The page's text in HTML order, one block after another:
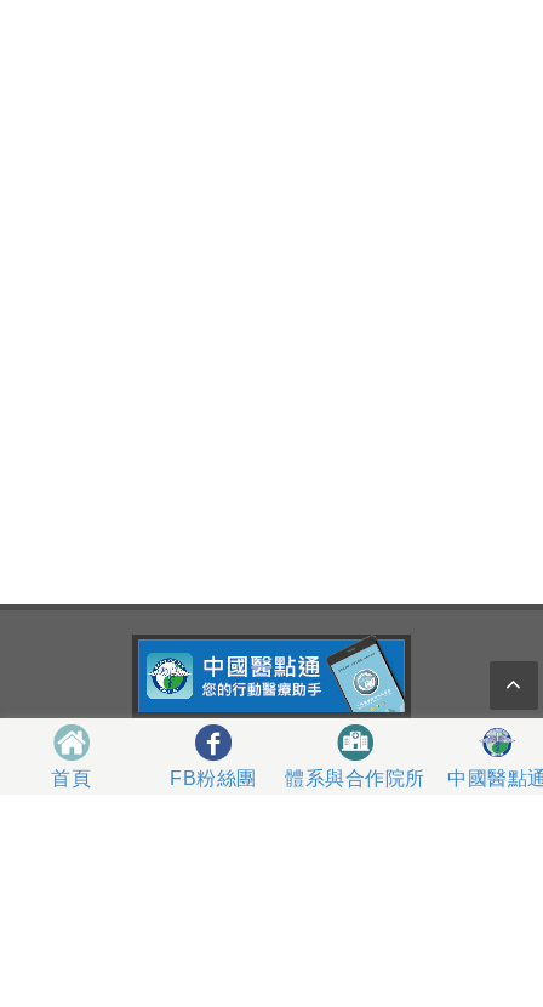
首頁 FB粉絲團 體系與合作院所 中國醫點
404327 台中市北區育德路2號
總機電話專線 04-22052121、04-22062121